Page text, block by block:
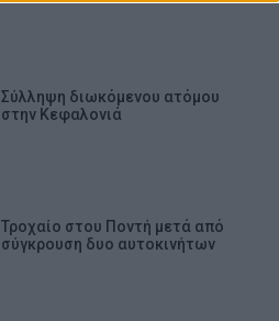
Σύλληψη διωκόμενου ατόμου
στην Κεφαλονιά
Τροχαίο στου Ποντή μετά από
σύγκρουση δυο αυτοκινήτων